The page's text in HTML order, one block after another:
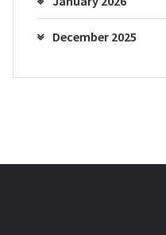
December 2025